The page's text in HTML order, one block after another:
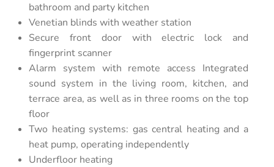
bathroom and party kitchen
Venetian blinds with weather station
Secure front door with electric lock and
fingerprint scanner
Alarm system with remote access Integrated
sound system in the living room, kitchen, and
terrace area, as well as in three rooms on the top
floor
Two heating systems: gas central heating and a
heat pump, operating independently
Underfloor heating